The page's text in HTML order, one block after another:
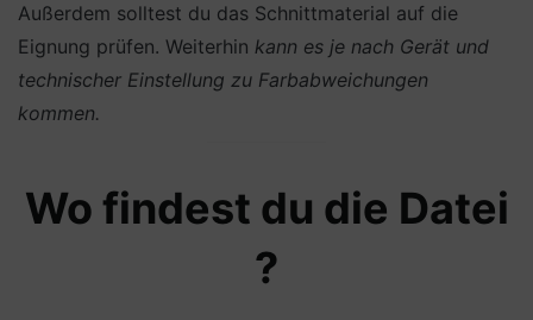
Außerdem solltest du das Schnittmaterial auf die
Eignung prüfen. Weiterhin kann es je nach Gerät und
technischer Einstellung zu Farbabweichungen
kommen.
Wo findest du die Datei
?